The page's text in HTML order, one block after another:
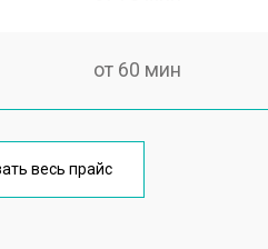
от 60 мин
от 60 мин
весь прайс